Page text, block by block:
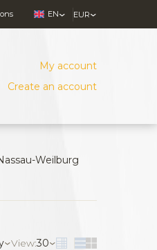
EN EUR
My account
Create an account
Weilburg
View:30